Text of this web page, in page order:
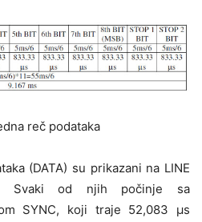
reč podataka
(DATA) su prikazani na LINE
Svaki od njih počinje sa
SYNC, koji traje 52,083 μs